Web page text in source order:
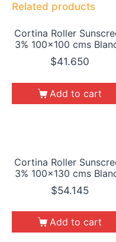
Related products
Cortina Roller
3% 100×100 cms
$41.650
Add to cart
Cortina Roller
3% 100×130 cms
$54.145
Add to cart